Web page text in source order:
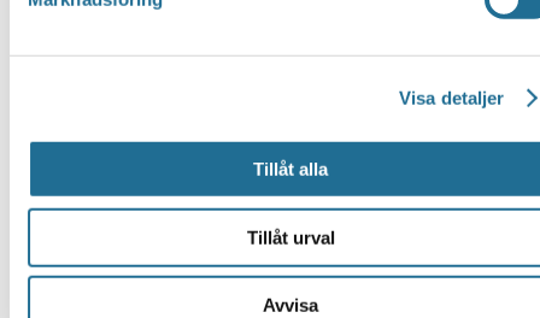
Visa detaljer
Tillåt alla
Tillåt urval
Avvisa
Idag
12 mars, 2025-
Nu